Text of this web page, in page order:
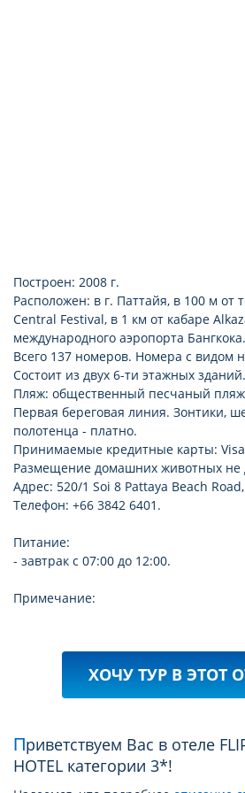
Построен: 2008 г.
Расположен: в г. Паттайя, в 100 м от
Central Festival, в 1 км от кабаре
международного аэропорта Бангкока.
Всего 137 номеров. Номера с видом
Состоит из двух 6-ти этажных зданий.
Пляж: общественный песчаный пляж
Первая береговая линия. Зонтики,
полотенца - платно.
Принимаемые кредитные карты:
Размещение домашних животных не
Адрес: 520/1 Soi 8 Pattaya Beach
Телефон: +66 3842 6401.
Питание:
- завтрак с 07:00 до 12:00.
Примечание:
ХОЧУ ТУР В ЭТОТ
Приветствуем Вас в отеле FLIPPER LODGE
HOTEL категории 3*!